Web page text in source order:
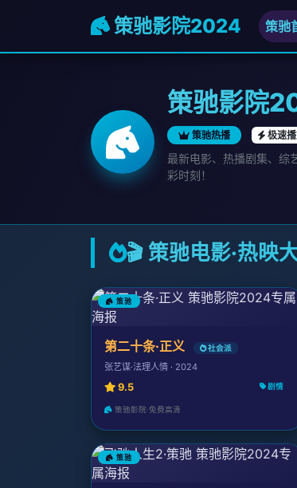
策驰影院2024 策驰
策驰影院
策驰热播 极速
最新电影、热播剧集、综
彩时刻！
🎬 策驰电影·热映
策驰
第二十条·正义 社会派
张艺谋·法理人情 · 2024
9.5 剧情
策驰影院·免费高清
策驰